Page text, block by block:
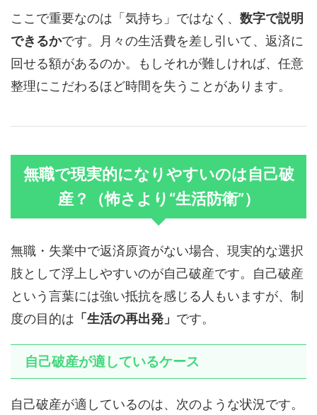
ここで重要なのは「気持ち」ではなく、 数字で説明
できるかです。月々の生活費を差し引いて、返済に
回せる額があるのか。もしそれが難しければ、任意
整理にこだわるほど時間を失うことがあります。
無職で現実的になりやすいのは自己破
産？（怖さより“生活防衛”）
無職・失業中で返済原資がない場合、現実的な選択
肢として浮上しやすいのが自己破産です。自己破産
という言葉には強い抵抗を感じる人もいますが、制
度の目的は 「生活の再出発」 です。
自己破産が適しているケース
自己破産が適しているのは、次のような状況です。